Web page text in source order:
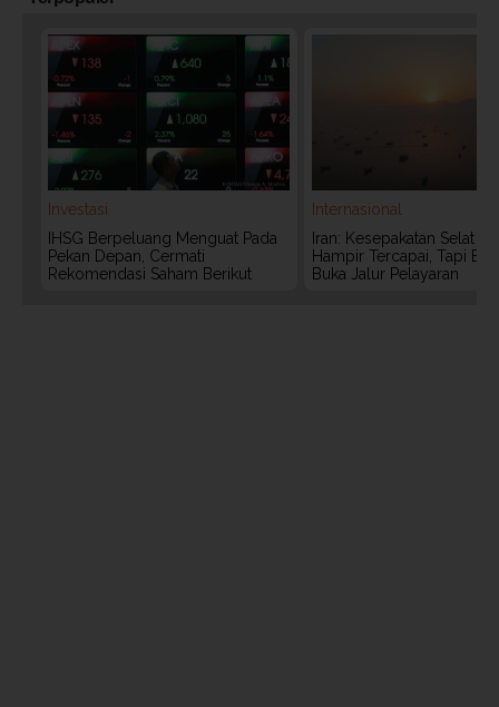
Investasi
IHSG Berpeluang Menguat Pada
Pekan Depan, Cermati
Rekomendasi Saham Berikut
Internasional
Iran: Kesepakatan Selat
Hampir Tercapai, Tapi
Buka Jalur Pelayaran